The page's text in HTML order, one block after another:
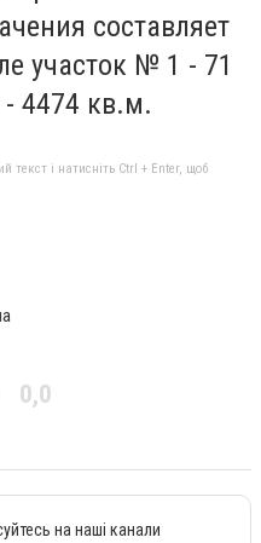
составляет
участок № 1 - 71
4474 кв.м.
текст і натисніть Ctrl + Enter, щоб
0,0
на наші канали